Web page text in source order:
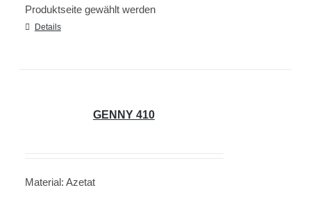
Produktseite gewählt werden
Details
GENNY 410
Material: Azetat